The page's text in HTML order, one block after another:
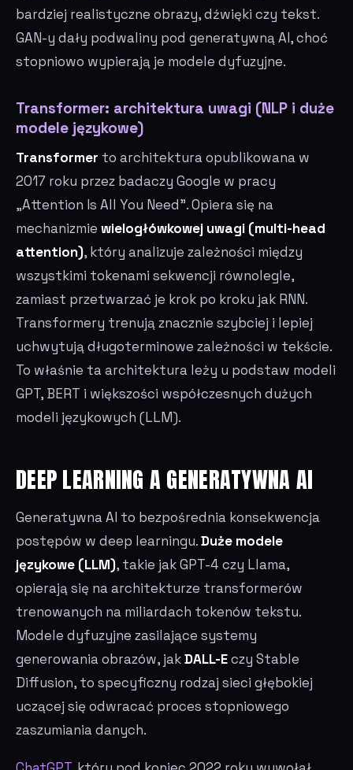
bardziej realistyczne obrazy, dźwięki czy tekst.
GAN-y dały podwaliny pod generatywną AI, choć
stopniowo wypierają je modele dyfuzyjne.
Transformer: architektura uwagi (NLP i duże
modele językowe)
Transformer to architektura opublikowana w
2017 roku przez badaczy Google w pracy
„Attention Is All You Need”. Opiera się na
mechanizmie wielogłówkowej uwagi (multi-head
attention), który analizuje zależności między
wszystkimi tokenami sekwencji równolegle,
zamiast przetwarzać je krok po kroku jak RNN.
Transformery trenują znacznie szybciej i lepiej
uchwytują długoterminowe zależności w tekście.
To właśnie ta architektura leży u podstaw modeli
GPT, BERT i większości współczesnych dużych
modeli językowych (LLM).
DEEP LEARNING A GENERATYWNA AI
Generatywna AI to bezpośrednia konsekwencja
postępów w deep learningu.Duże modele
językowe (LLM), takie jak GPT-4 czy Llama,
opierają się na architekturze transformerów
trenowanych na miliardach tokenów tekstu.
Modele dyfuzyjne zasilające systemy
generowania obrazów, jakDALL-Eczy Stable
Diffusion, to specyficzny rodzaj sieci głębokiej
uczącej się odwracać proces stopniowego
zaszumiania danych.